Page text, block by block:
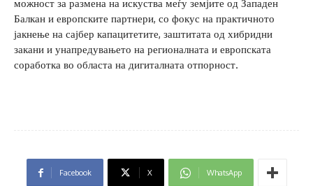
можност за размена на искуства меѓу земјите од Западен
Балкан и европските партнери, со фокус на практичното
јакнење на сајбер капацитетите, заштитата од хибридни
закани и унапредувањето на регионалната и европската
соработка во областа на дигиталната отпорност.
Facebook X WhatsApp